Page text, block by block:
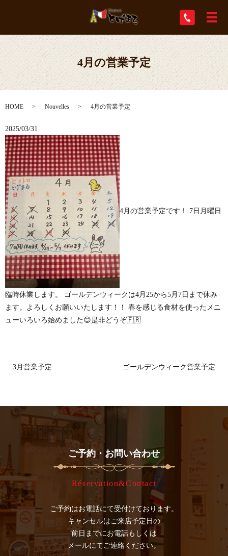
メ
4月の営業予定
HOME Nouvelles 4月の営業予定
2025/03/31
4月の営業予定です！ 7日月曜日
臨時休業します。 ゴールデンウィークは4月25から5月7日まで休み
ます。よろしくお願いいたします！！ 春を感じる食材を使ったメニ
ューいろいろ始めました😊是非どうぞ🇫🇷
3月営業予定 ゴールデンウィーク営業予定
ご予約・お問い合わせ
Réservation&Contact
ご予約はお電話にて受付けております。
キャンセルはご来店予定日の
前日までにお電話もしくは
メールにてご連絡ください。